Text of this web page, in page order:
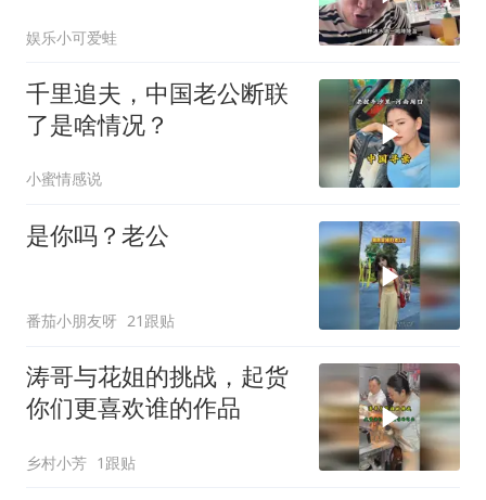
娱乐小可爱蛙
千里追夫，中国老公断联
了是啥情况？
小蜜情感说
是你吗？老公
番茄小朋友呀 21跟贴
涛哥与花姐的挑战，起货
你们更喜欢谁的作品
乡村小芳 1跟贴